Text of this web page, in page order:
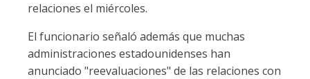
relaciones el miércoles.
El funcionario señaló además que muchas
administraciones estadounidenses han
anunciado "reevaluaciones" de las relaciones con